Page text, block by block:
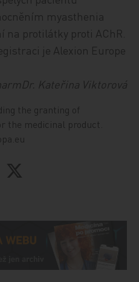
myasthenia
na protilátky proti AChR
je Alexion Europe
Kateřina Viktorová
the granting of
the medicinal product.